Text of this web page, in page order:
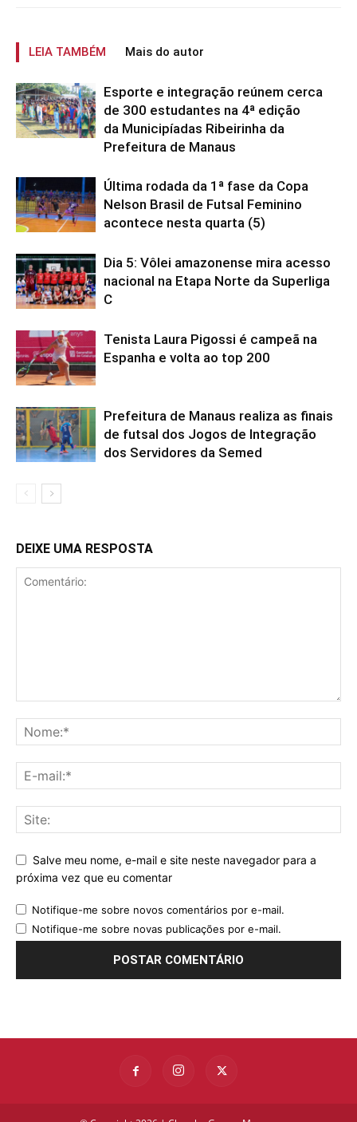
LEIA TAMBÉM Mais do autor
Esporte e integração reúnem cerca
de 300 estudantes na 4ª edição
da Municipíadas Ribeirinha da
Prefeitura de Manaus
Última rodada da 1ª fase da Copa
Nelson Brasil de Futsal Feminino
acontece nesta quarta (5)
Dia 5: Vôlei amazonense mira acesso
nacional na Etapa Norte da Superliga
C
Tenista Laura Pigossi é campeã na
Espanha e volta ao top 200
Prefeitura de Manaus realiza as finais
de futsal dos Jogos de Integração
dos Servidores da Semed
DEIXE UMA RESPOSTA
Salve meu nome, e-mail e site neste navegador para a
próxima vez que eu comentar
Notifique-me sobre novos comentários por e-mail.
Notifique-me sobre novas publicações por e-mail.